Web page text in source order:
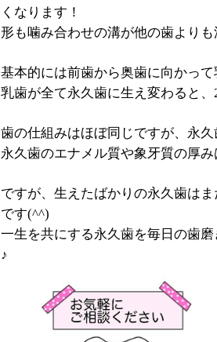
くなります！
形も噛み合わせの溝が他の歯より
基本的には前歯から奥歯に向かっ
乳歯が全て永久歯に生え変わると
歯の仕組みはほぼ同じですが、永
永久歯のエナメル質や象牙質の厚
ですが、生えたばかりの永久歯は
です(^^)
一生を共にする永久歯を毎日の歯
♪